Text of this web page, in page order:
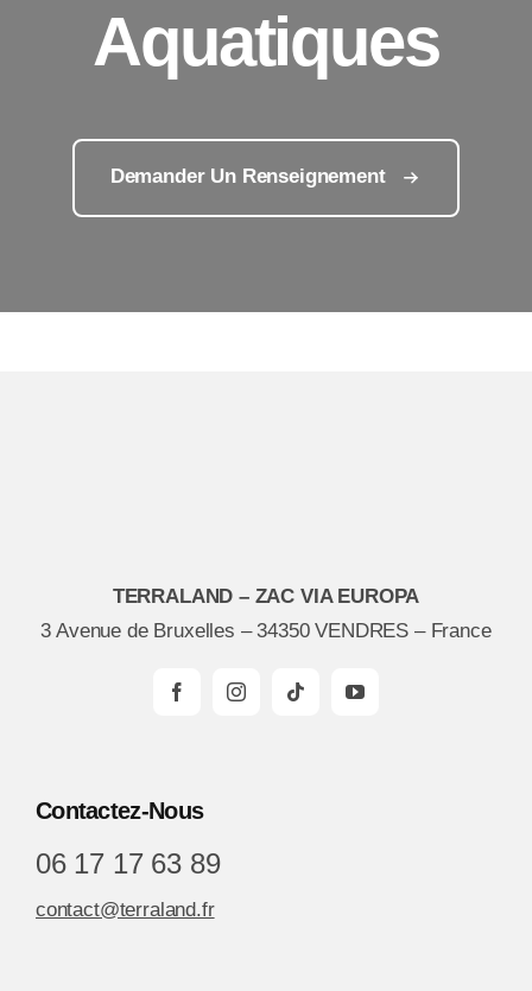
Aquatiques
Demander Un Renseignement
TERRALAND – ZAC VIA EUROPA
3 Avenue de Bruxelles – 34350 VENDRES – France
Contactez-Nous
06 17 17 63 89
contact@terraland.fr